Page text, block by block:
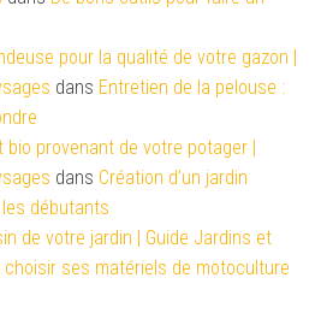
pour la qualité de votre gazon |
dans Entretien de la pelouse :
bio provenant de votre potager |
dans Création d’un jardin
débutants
de votre jardin | Guide Jardins et
choisir ses matériels de motoculture